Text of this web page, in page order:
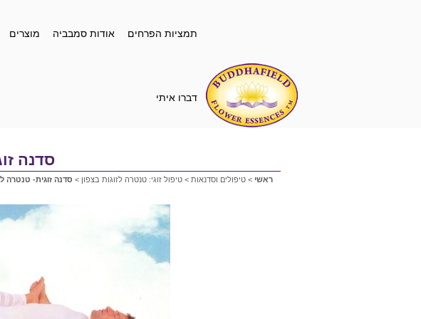
תמציות הפרחים אודות סמבביה מוצרים
דברו איתי
סדנה
ראשי > טיפולים וסדנאות > טיפול זוגי: טנטרה לזוגות בצפון > סדנה זוגית- טנטרה